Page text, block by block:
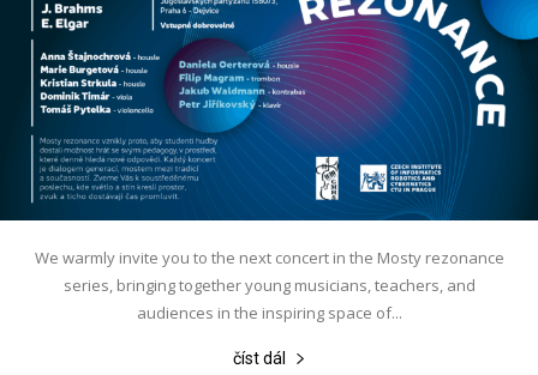
We warmly invite you to the next concert in the Mosty rezonance
series, bringing together young musicians, teachers, and
audiences in the inspiring space of...
číst dál